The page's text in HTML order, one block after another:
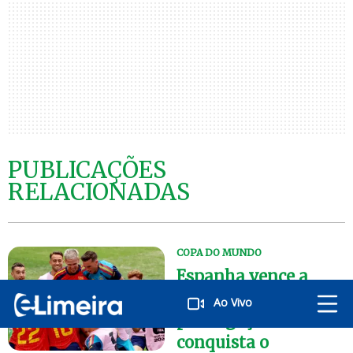
Ao Vivo
PUBLICAÇÕES
RELACIONADAS
COPA DO MUNDO
Espanha vence a
Argentina na
conquista o